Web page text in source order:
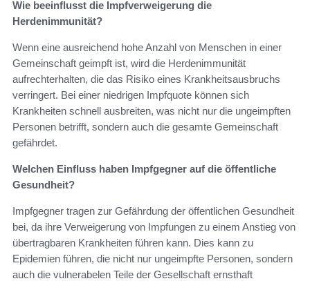
Wie beeinflusst die Impfverweigerung die
Herdenimmunität?
Wenn eine ausreichend hohe Anzahl von Menschen in einer
Gemeinschaft geimpft ist, wird die Herdenimmunität
aufrechterhalten, die das Risiko eines Krankheitsausbruchs
verringert. Bei einer niedrigen Impfquote können sich
Krankheiten schnell ausbreiten, was nicht nur die ungeimpften
Personen betrifft, sondern auch die gesamte Gemeinschaft
gefährdet.
Welchen Einfluss haben Impfgegner auf die öffentliche
Gesundheit?
Impfgegner tragen zur Gefährdung der öffentlichen Gesundheit
bei, da ihre Verweigerung von Impfungen zu einem Anstieg von
übertragbaren Krankheiten führen kann. Dies kann zu
Epidemien führen, die nicht nur ungeimpfte Personen, sondern
auch die vulnerabelen Teile der Gesellschaft ernsthaft